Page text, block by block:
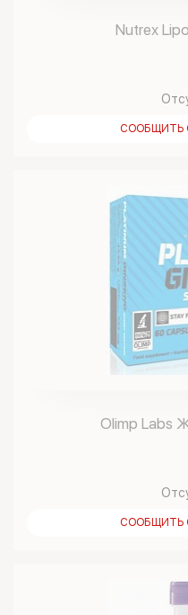
Nutrex
СООБЩИТЬ
Olimp Labs
СООБЩИТЬ